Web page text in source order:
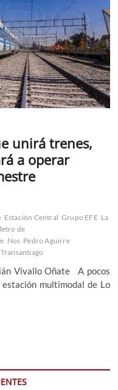
unirá trenes,
a operar
Estación Central Grupo EFE La
de
Nos Pedro Aguirre
Transantiago
Vivallo Oñate A pocos
multimodal de Lo